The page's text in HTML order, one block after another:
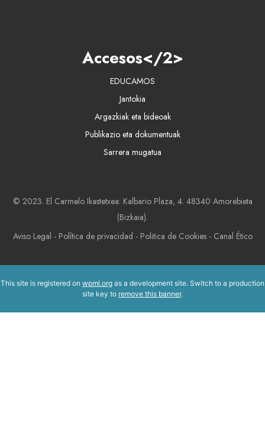
Accesos</2>
EDUCAMOS
Jantokia
Argazkiak eta bideoak
Publikazio eta dokumentuak
Sarrera mugatua
© 2023. El Carmelo Ikastetxea: Kalbario Plaza, 4. 48340 Amorebieta
(Bizkaia).
Aviso Legal - Política de privacidad - Politica de Cookies- Canal Ético
This site is registered on wpml.org as a development site. Switch to a production
site key to remove this banner.